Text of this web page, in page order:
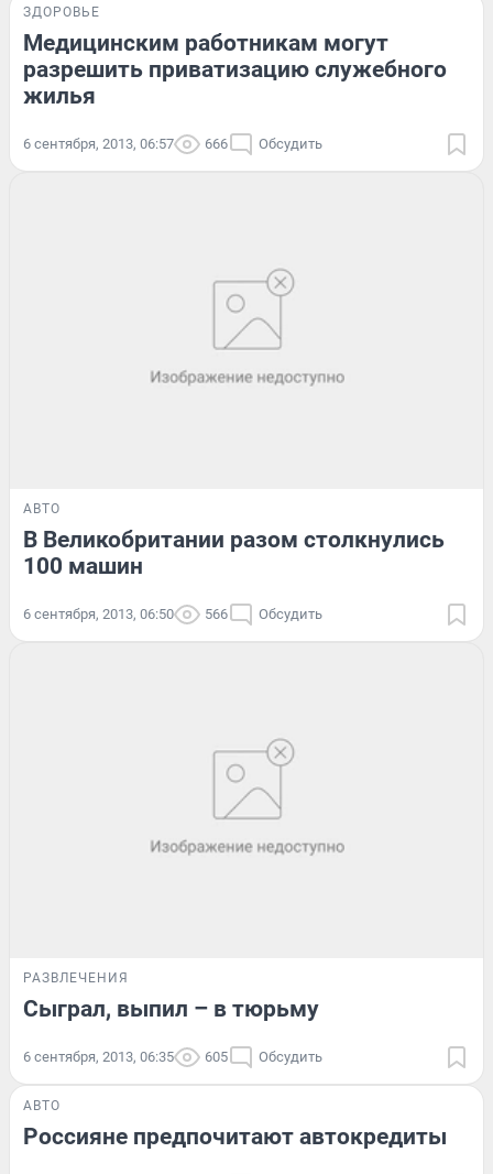
ЗДОРОВЬЕ
Медицинским работникам могут
разрешить приватизацию служебного
жилья
6 сентября, 2013, 06:57 666 Обсудить
АВТО
В Великобритании разом столкнулись
100 машин
6 сентября, 2013, 06:50 566 Обсудить
РАЗВЛЕЧЕНИЯ
Сыграл, выпил – в тюрьму
6 сентября, 2013, 06:35 605 Обсудить
АВТО
Россияне предпочитают автокредиты